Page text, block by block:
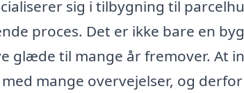
sig i tilbygning til
proces. Det er ikke bare en
glæde til mange år fremover. At
mange overvejelser, og